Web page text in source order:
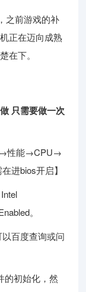
之前游戏的补
正在迈向成熟
在下。
只需要做一次
→性能→CPU→
进bios开启】
。
百度查询或问
的初始化，然